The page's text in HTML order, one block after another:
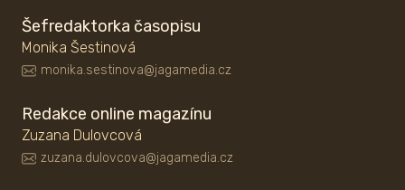
Šefredaktorka časopisu
Monika Šestinová
monika.sestinova@jagamedia.cz
Redakce online magazínu
Zuzana Dulovcová
zuzana.dulovcova@jagamedia.cz